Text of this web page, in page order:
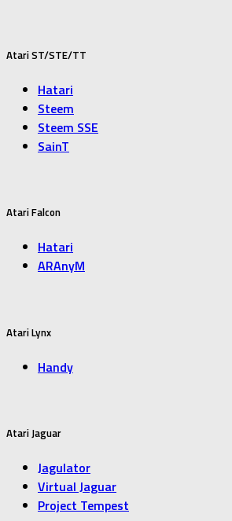
Atari ST/STE/TT
Hatari
Steem
Steem SSE
SainT
Atari Falcon
Hatari
ARAnyM
Atari Lynx
Handy
Atari Jaguar
Jagulator
Virtual Jaguar
Project Tempest